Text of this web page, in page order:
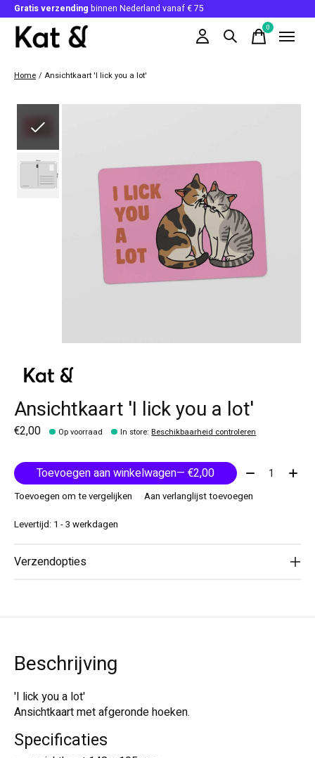
Gratis verzending binnen Nederland vanaf € 75
0items
Home / Ansichtkaart 'I lick you a lot'
Ansichtkaart 'I lick you a lot'
€2,00 Op voorraad In store:Beschikbaarheid controleren
Toevoegen aan winkelwagen — €2,00 Aantal:
Toevoegen om te vergelijken
Aan verlanglijst toevoegen
Levertijd: 1 - 3 werkdagen
Verzendopties
Beschrijving
'I lick you a lot'
Ansichtkaart met afgeronde hoeken.
Specificaties